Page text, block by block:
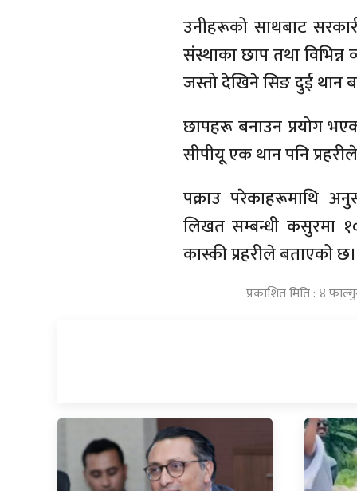
उनीहरूको साथबाट
संस्थाका छाप तथा
जस्तो देखिने सिङ दुई थान
छापहरू बनाउन प्रयोग
सीपीयू एक थान पनि
पक्राउ परेकाहरूमाथि
लिखत सम्बन्धी कसुरमा
कास्की प्रहरीले बताएको छ।
प्रकाशित मिति : ४